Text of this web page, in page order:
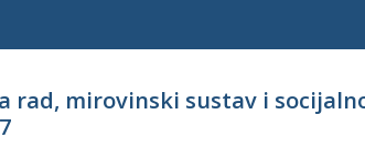
rad, mirovinski sustav i